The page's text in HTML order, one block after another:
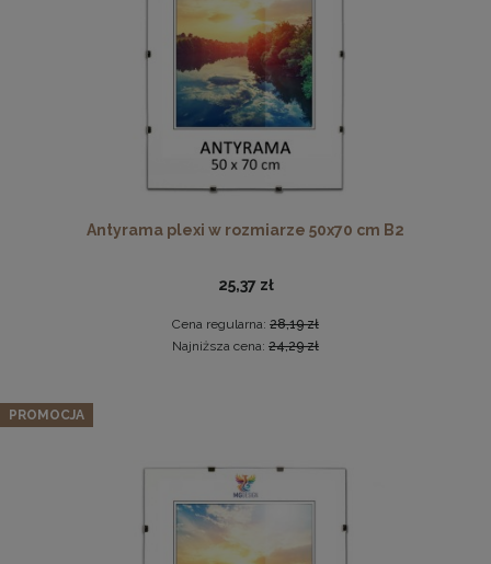
Komplet 3szt. stalowych zawieszek do ramek, obrazów i
2,29 zł
DO KOSZYKA
DO KOSZYKA
Antyrama plexi w rozmiarze 50x70 cm B2
25,37 zł
Cena regularna: 28,19 zł
Najniższa cena: 24,29 zł
PROMOCJA